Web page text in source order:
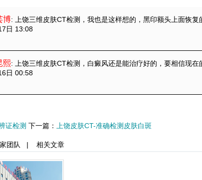
博: 上饶三维皮肤CT检测 ，我也是这样想的，黑印额头上面恢
日 13:08
熙: 上饶三维皮肤CT检测 ，白癜风还是能治疗好的，要相信现
日 00:58
证检测 下一篇： 上饶皮肤CT-准确检测皮肤白斑
团队 | 相关文章